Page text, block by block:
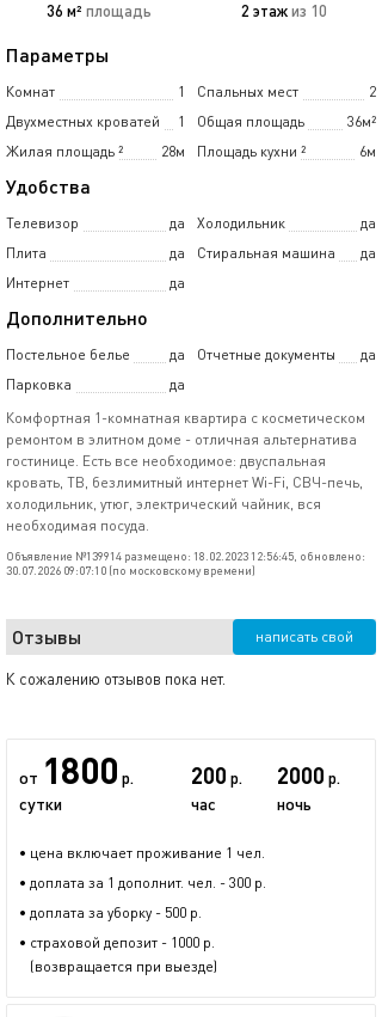
36 м² площадь 2 этаж из 10
Параметры
Комнат 1 Спальных мест
2
Двухместных кроватей
1 Общая площадь
36м²
Жилая площадь
28м
² Площадь кухни 6м
²
Удобства
Телевизор да Холодильник
да
Плита
да Стиральная машина
да
Интернет
да
Дополнительно
Постельное белье да Отчетные документы
да
Парковка
да
Комфортная 1-комнатная квартира с косметическом
ремонтом в элитном доме - отличная альтернатива
гостинице. Есть все необходимое: двуспальная
кровать, ТВ, безлимитный интернет Wi-Fi, СВЧ-печь,
холодильник, утюг, электрический чайник, вся
необходимая посуда.
Объявление №139914 размещено: 18.02.2023 12:56:45, обновлено:
30.07.2026 09:07:10 (по московскому времени)
Отзывы написать свой
К сожалению отзывов пока нет.
от 1800 р.
сутки
200 р.
час
2000 р.
ночь
• цена включает проживание 1 чел.
• доплата за 1 дополнит. чел. - 300 р.
• доплата за уборку - 500 р.
• страховой депозит - 1000 р.
(возвращается при выезде)